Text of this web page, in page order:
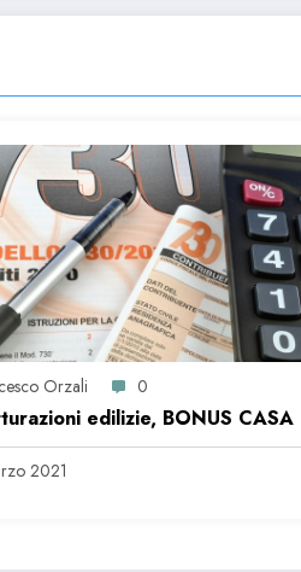
Orzali 0
edilizie, BONUS CASA
2021